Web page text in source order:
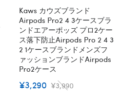
Kaws カウズブランド
Airpods Pro2 4 3ケースブラ
ンドエアーポッズ プロ2ケー
ス落下防止airpods Pro 2 4 3
2 1ケースブランドメンズフ
ァッションブランドAirpods
Pro2ケース
¥3,290 ¥3,990